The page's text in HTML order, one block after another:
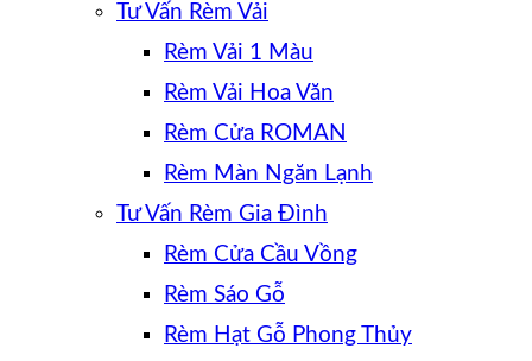
Tư Vấn Rèm Vải
Rèm Vải 1 Màu
Rèm Vải Hoa Văn
Rèm Cửa ROMAN
Rèm Màn Ngăn Lạnh
Tư Vấn Rèm Gia Đình
Rèm Cửa Cầu Vồng
Rèm Sáo Gỗ
Rèm Hạt Gỗ Phong Thủy